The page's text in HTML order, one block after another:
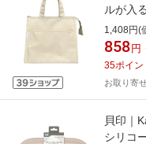
ルが入
31011
1,408円(
858 円
35ポイン
お取り寄
貝印｜
シリコ